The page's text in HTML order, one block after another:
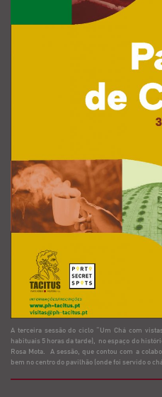
A terceira sessão do ciclo “Um Chá com
habituais 5 horas da tarde), no espaço do
Rosa Mota. A sessão, que contou com a
bem no centro do pavilhão (onde foi servido o